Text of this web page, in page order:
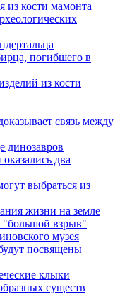
из кости мамонта
погибшего в
из кости
связь между
динозавров
два
выбраться из
жизни на земле
"большой взрыв"
музея
посвящены
клыки
существ